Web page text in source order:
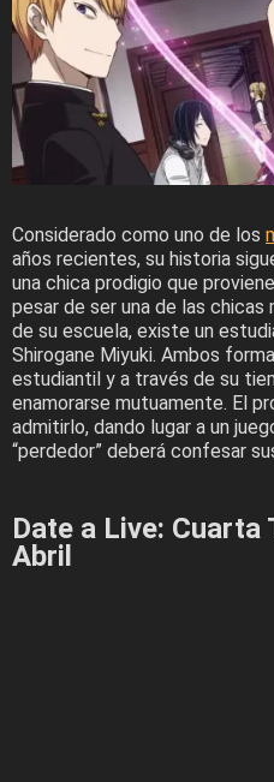
Considerado como uno de los
años recientes, su historia
una chica prodigio que
pesar de ser una de las
de su escuela, existe un
Shirogane Miyuki. Ambos
estudiantil y a través de su
enamorarse mutuamente. El
admitirlo, dando lugar a un
“perdedor” deberá confesar
Date a Live: Cuarta
Abril